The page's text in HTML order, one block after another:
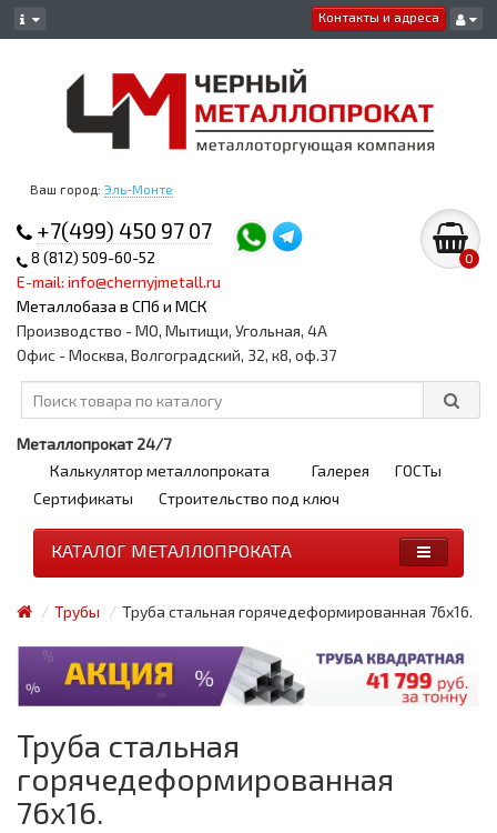
Контакты и адреса
Ваш город: Эль-Монте
+7(499) 450 97 07
8 (812) 509-60-52
E-mail: info@chernyjmetall.ru
Металлобаза в СПб и МСК
0
Производство - МО, Мытищи, Угольная, 4А
Офис - Москва, Волгоградский, 32, к8, оф.37
Металлопрокат 24/7
Калькулятор металлопроката
Галерея
ГОСТы
Сертификаты
Строительство под ключ
КАТАЛОГ МЕТАЛЛОПРОКАТА
Трубы Труба стальная горячедеформированная 76x16.
Труба стальная
горячедеформированная
76x16.